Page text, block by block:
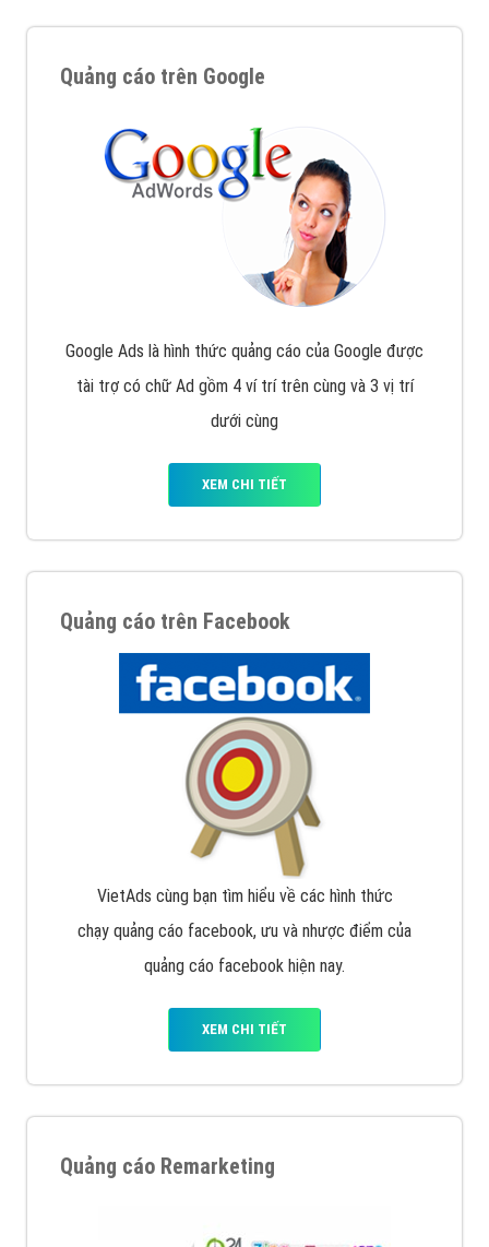
Quảng cáo trên Google
Google Ads là hình thức quảng cáo của Google được
tài trợ có chữ Ad gồm 4 ví trí trên cùng và 3 vị trí
dưới cùng
XEM CHI TIẾT
Quảng cáo trên Facebook
VietAds cùng bạn tìm hiểu về các hình thức
chạy quảng cáo facebook, ưu và nhược điểm của
quảng cáo facebook hiện nay.
XEM CHI TIẾT
Quảng cáo Remarketing